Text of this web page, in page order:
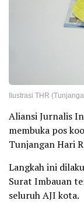
Ilustrasi THR
Aliansi Jurnalis
membuka pos
Tunjangan Hari
Langkah ini
Surat Imbauan
seluruh AJI kota.